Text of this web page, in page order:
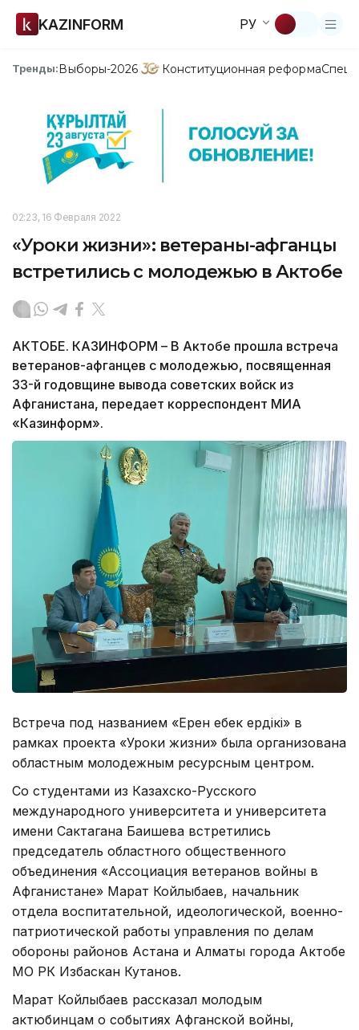
KAZINFORM РУ
Тренды:Выборы-2026 Конституционная реформа
02:23, 16 Февраля 2022
«Уроки жизни»: ветераны-афганцы
встретились с молодежью в Актобе
АКТОБЕ. КАЗИНФОРМ – В Актобе прошла встреча
ветеранов-афганцев с молодежью, посвященная
33-й годовщине вывода советских войск из
Афганистана, передает корреспондент МИА
«Казинформ».
Встреча под названием «Ерен еңбек ердікі» в
рамках проекта «Уроки жизни» была организована
областным молодежным ресурсным центром.
Со студентами из Казахско-Русского
международного университета и университета
имени Сактагана Баишева встретились
председатель областного общественного
объединения «Ассоциация ветеранов войны в
Афганистане» Марат Койлыбаев, начальник
отдела воспитательной, идеологической, военно-
патриотической работы управления по делам
обороны районов Астана и Алматы города Актобе
МО РК Избаскан Кутанов.
Марат Койлыбаев рассказал молодым
актюбинцам о событиях Афганской войны,